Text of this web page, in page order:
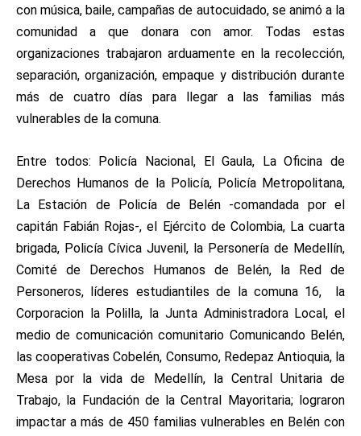
con música, baile, campañas de autocuidado, se animó a la
comunidad a que donara con amor. Todas estas
organizaciones trabajaron arduamente en la recolección,
separación, organización, empaque y distribución durante
más de cuatro días para llegar a las familias más
vulnerables de la comuna.
Entre todos: Policía Nacional, El Gaula, La Oficina de
Derechos Humanos de la Policía, Policía Metropolitana,
La Estación de Policía de Belén -comandada por el
capitán Fabián Rojas-, el Ejército de Colombia, La cuarta
brigada, Policía Cívica Juvenil, la Personería de Medellín,
Comité de Derechos Humanos de Belén, la Red de
Personeros, líderes estudiantiles de la comuna 16, la
Corporacion la Polilla, la Junta Administradora Local, el
medio de comunicación comunitario Comunicando Belén,
las cooperativas Cobelén, Consumo, Redepaz Antioquia, la
Mesa por la vida de Medellín, la Central Unitaria de
Trabajo, la Fundación de la Central Mayoritaria; lograron
impactar a más de 450 familias vulnerables en Belén con